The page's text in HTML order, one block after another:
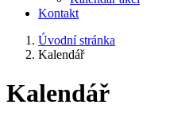
Kontakt
Úvodní stránka
Kalendář
Kalendář